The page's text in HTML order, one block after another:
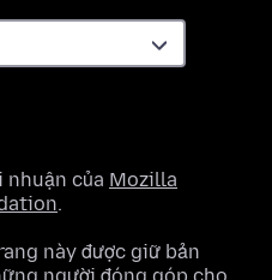
nhuận của Mozilla
.
này được giữ bản